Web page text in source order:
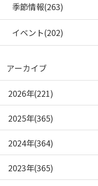
季節情報(263)
イベント(202)
アーカイブ
2026年(221)
2025年(365)
2024年(364)
2023年(365)